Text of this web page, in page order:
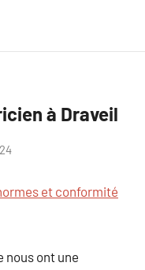
à Draveil
et conformité
nous ont une